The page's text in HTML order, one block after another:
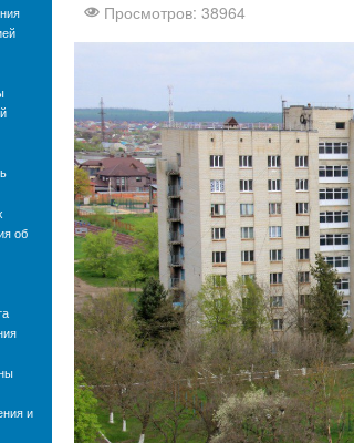
об
и
Просмотров: 38964